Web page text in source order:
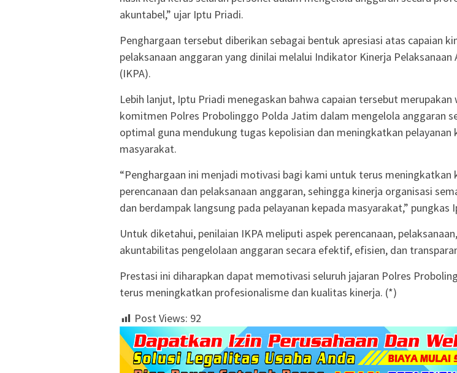
akuntabel,” ujar Iptu Priadi.
Penghargaan tersebut diberikan sebagai bentuk apresiasi atas capaian
pelaksanaan anggaran yang dinilai melalui Indikator Kinerja Pelaksanaan
(IKPA).
Lebih lanjut, Iptu Priadi menegaskan bahwa capaian tersebut merupakan
komitmen Polres Probolinggo Polda Jatim dalam mengelola anggaran
optimal guna mendukung tugas kepolisian dan meningkatkan pelayanan
masyarakat.
“Penghargaan ini menjadi motivasi bagi kami untuk terus meningkatkan
perencanaan dan pelaksanaan anggaran, sehingga kinerja organisasi
dan berdampak langsung pada pelayanan kepada masyarakat,” pungkas
Untuk diketahui, penilaian IKPA meliputi aspek perencanaan,
akuntabilitas pengelolaan anggaran secara efektif, efisien, dan
Prestasi ini diharapkan dapat memotivasi seluruh jajaran Polres
terus meningkatkan profesionalisme dan kualitas kinerja. (*)
Post Views: 92